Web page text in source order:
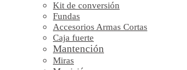
Kit de conversión
Fundas
Accesorios Armas Cortas
Caja fuerte
Mantención
Miras